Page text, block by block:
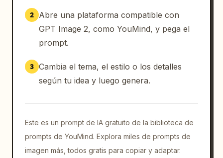
2
Abre una plataforma compatible con
GPT Image 2, como YouMind, y pega el
prompt.
3 Cambia el tema, el estilo o los detalles
según tu idea y luego genera.
Este es un prompt de IA gratuito de la biblioteca de
prompts de YouMind. Explora miles de prompts de
imagen más, todos gratis para copiar y adaptar.